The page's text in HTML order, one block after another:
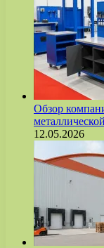
Обзор
12.05.2026